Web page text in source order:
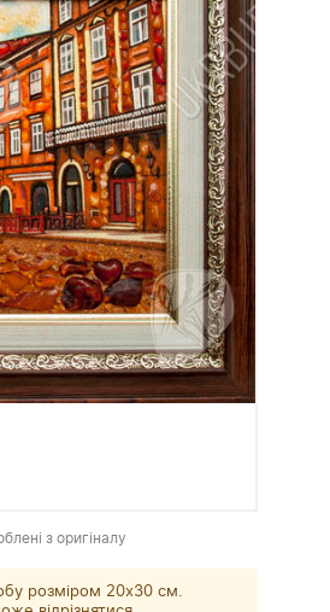
з оригіналу
розміром 20x30 см.